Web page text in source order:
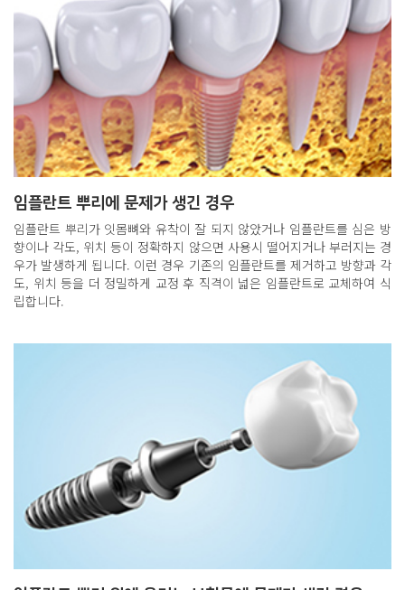
임플란트 뿌리에 문제가 생긴 경우
임플란트 뿌리가 잇몸뼈와 유착이 잘 되지 않았거나 임플란트를 심은 방
향이나 각도, 위치 등이 정확하지 않으면 사용시 떨어지거나 부러지는 경
우가 발생하게 됩니다. 이런 경우 기존의 임플란트를 제거하고 방향과 각
도, 위치 등을 더 정밀하게 교정 후 직격이 넓은 임플란트로 교체하여 식
립합니다.